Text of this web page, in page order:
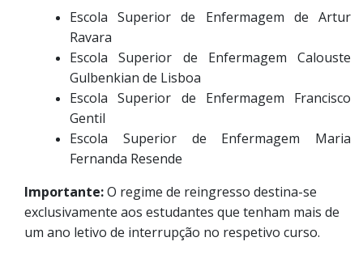
Escola Superior de Enfermagem de Artur
Ravara
Escola Superior de Enfermagem Calouste
Gulbenkian de Lisboa
Escola Superior de Enfermagem Francisco
Gentil
Escola Superior de Enfermagem Maria
Fernanda Resende
Importante:O regime de reingresso destina-se
exclusivamente aos estudantes que tenham mais de
um ano letivo de interrupção no respetivo curso.